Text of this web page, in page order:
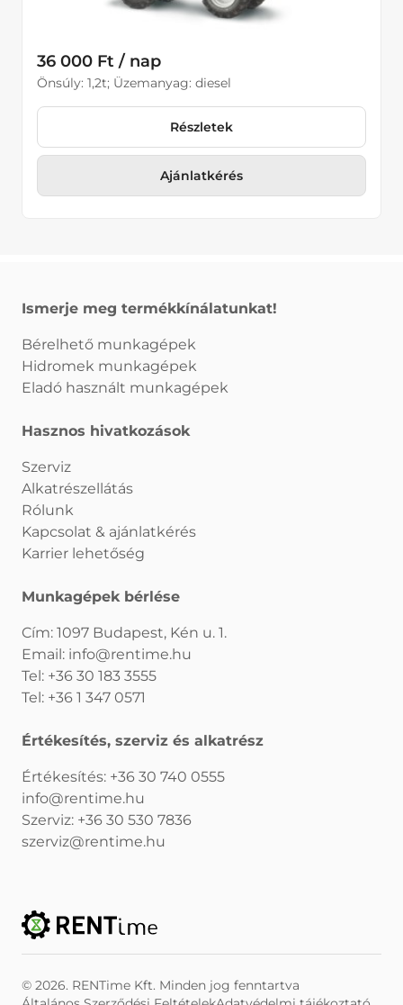
36 000 Ft / nap
Önsúly: 1,2t; Üzemanyag: diesel
Részletek
Ajánlatkérés
Ismerje meg termékkínálatunkat!
Bérelhető munkagépek
Hidromek munkagépek
Eladó használt munkagépek
Hasznos hivatkozások
Szerviz
Alkatrészellátás
Rólunk
Kapcsolat & ajánlatkérés
Karrier lehetőség
Munkagépek bérlése
Cím: 1097 Budapest, Kén u. 1.
Email: info@rentime.hu
Tel: +36 30 183 3555
Tel: +36 1 347 0571
Értékesítés, szerviz és alkatrész
Értékesítés: +36 30 740 0555
info@rentime.hu
Szerviz: +36 30 530 7836
szerviz@rentime.hu
© 2026. RENTime Kft. Minden jog fenntartva